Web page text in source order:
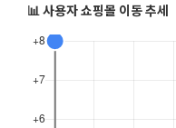
📊 사용자 쇼핑몰 이동 추세